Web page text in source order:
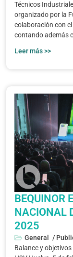
Técnicos
organizado por la
colaboración con el
contando además
Leer más >>
BEQUINOR
NACIONAL
2025
General /
Balance y